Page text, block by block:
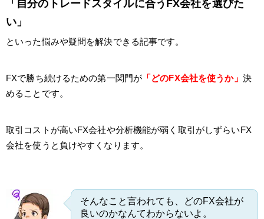
「自分のトレードスタイルに合うFX会社を選びた
い」
といった悩みや疑問を解決できる記事です。
FXで勝ち続けるための第一関門が 「どのFX会社を使うか」 決
めることです。
取引コストが高いFX会社や分析機能が弱く取引がしずらいFX
会社を使うと負けやすくなります。
そんなこと言われても、どのFX会社が
良いのかなんてわからないよ。